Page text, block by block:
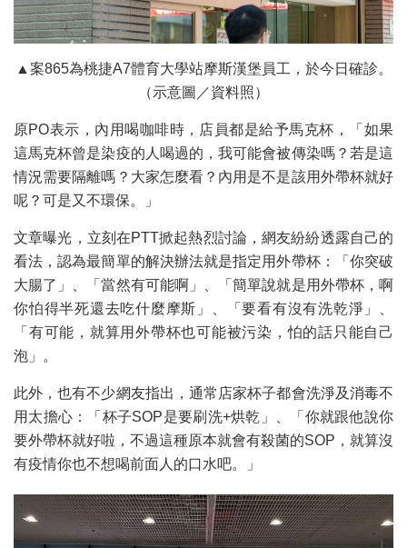
▲案865為桃捷A7體育大學站摩斯漢堡員工，於今日確診。
（示意圖／資料照）
原PO表示，內用喝咖啡時，店員都是給予馬克杯，「如果
這馬克杯曾是染疫的人喝過的，我可能會被傳染嗎？若是這
情況需要隔離嗎？大家怎麼看？內用是不是該用外帶杯就好
呢？可是又不環保。」
文章曝光，立刻在PTT掀起熱烈討論，網友紛紛透露自己的
看法，認為最簡單的解決辦法就是指定用外帶杯：「你突破
大腸了」、「當然有可能啊」、「簡單說就是用外帶杯，啊
你怕得半死還去吃什麼摩斯」、「要看有沒有洗乾淨」、
「有可能，就算用外帶杯也可能被污染，怕的話只能自己
泡」。
此外，也有不少網友指出，通常店家杯子都會洗淨及消毒不
用太擔心：「杯子SOP是要刷洗+烘乾」、「你就跟他說你
要外帶杯就好啦，不過這種原本就會有殺菌的SOP，就算沒
有疫情你也不想喝前面人的口水吧。」